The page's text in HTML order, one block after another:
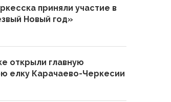
приняли участие в
Новый год»
открыли главную
елку Карачаево-Черкесии